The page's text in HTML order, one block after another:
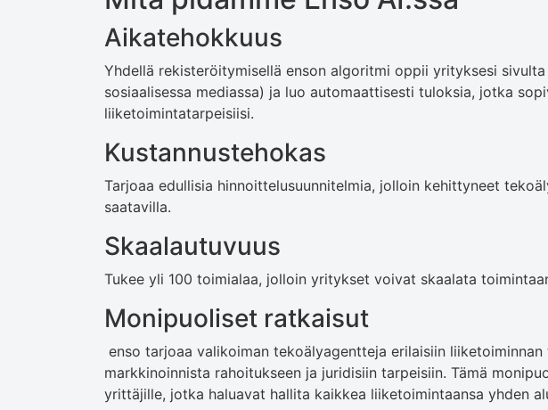
Aikatehokkuus
Yhdellä rekisteröitymisellä enson algoritmi oppii yrityksesi
sosiaalisessa mediassa) ja luo automaattisesti tuloksia, jotka
liiketoimintatarpeisiisi.
Kustannustehokas
Tarjoaa edullisia hinnoittelusuunnitelmia, jolloin kehittyneet
saatavilla.
Skaalautuvuus
Tukee yli 100 toimialaa, jolloin yritykset voivat skaalata
Monipuoliset ratkaisut
enso tarjoaa valikoiman tekoälyagentteja erilaisiin
markkinoinnista rahoitukseen ja juridisiin tarpeisiin. Tämä
yrittäjille, jotka haluavat hallita kaikkea liiketoimintaansa yhden